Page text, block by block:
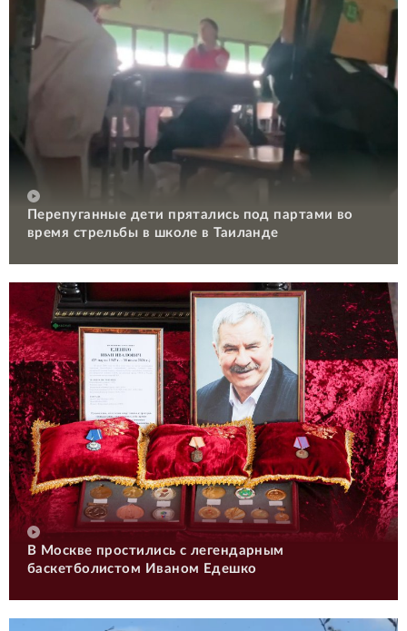
Перепуганные дети прятались под партами во
время стрельбы в школе в Таиланде
В Москве простились с легендарным
баскетболистом Иваном Едешко